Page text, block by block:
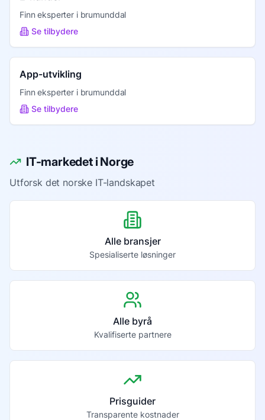
Finn eksperter i brumunddal
Se tilbydere
App-utvikling
Finn eksperter i brumunddal
Se tilbydere
IT-markedet i Norge
Utforsk det norske IT-landskapet
Alle bransjer
Spesialiserte løsninger
Alle byrå
Kvalifiserte partnere
Prisguider
Transparente kostnader